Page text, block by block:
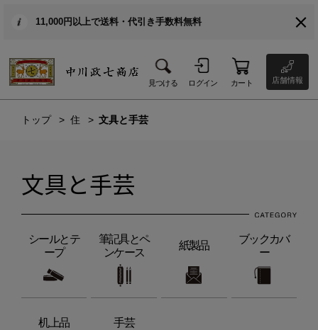
11,000円以上で送料・代引き手数料無料
見つける ログイン カート 店舗情報
トップ 住 文具と手芸
文具と手芸
シールとテ
ープ
筆記具とペ
ンケース
紙製品
ブックカバ
ー
机上品 手芸